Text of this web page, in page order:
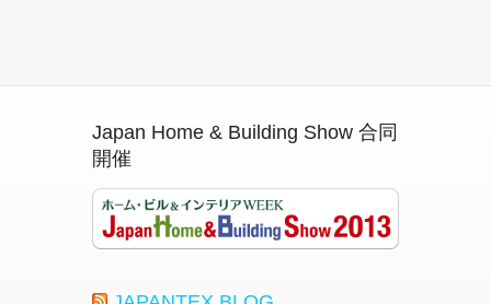
Japan Home & Building Show 合同
開催